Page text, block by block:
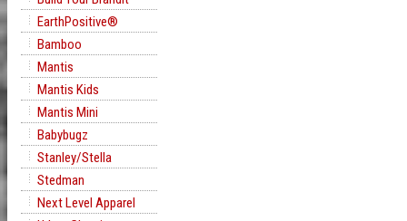
EarthPositive®
Bamboo
Mantis
Mantis Kids
Mantis Mini
Babybugz
Stanley/Stella
Stedman
Next Level Apparel